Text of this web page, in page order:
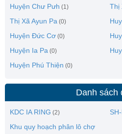
Huyện Chư Pưh (1) Thị
Thị Xã Ayun Pa (0)
Huyện Đức Cơ (0)
Huyện Ia Pa (0)
Huyện Phú Thiện (0)
Danh sách
KDC IA RING (2)
Khu quy hoạch phân lô chợ